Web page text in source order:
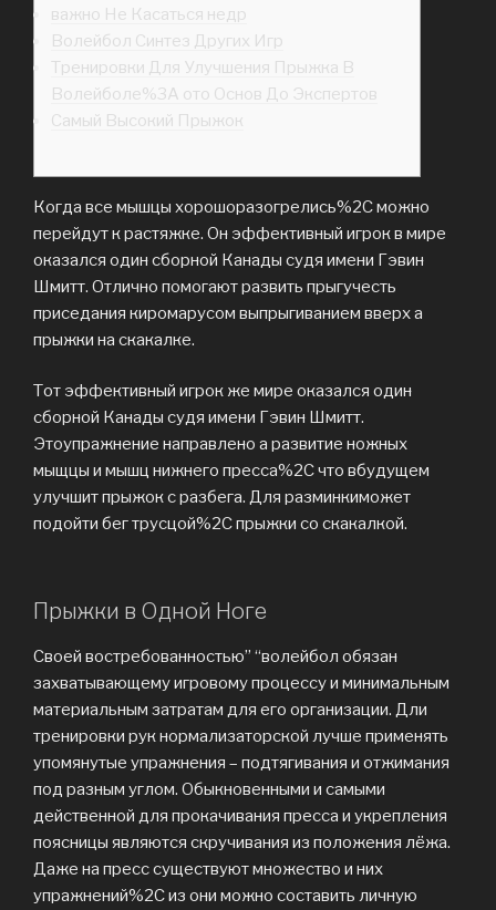
важно Не Касаться недр
Волейбол Синтез Других Игр
Тренировки Для Улучшения Прыжка В
Волейболе%3A ото Основ До Экспертов
Самый Высокий Прыжок
Когда все мышцы хорошоразогрелись%2C можно
перейдут к растяжке. Он эффективный игрок в мире
оказался один сборной Канады судя имени Гэвин
Шмитт. Отлично помогают развить прыгучесть
приседания киромарусом выпрыгиванием вверх а
прыжки на скакалке.
Тот эффективный игрок же мире оказался один
сборной Канады судя имени Гэвин Шмитт.
Этоупражнение направлено а развитие ножных
мыщцы и мышц нижнего пресса%2C что вбудущем
улучшит прыжок с разбега. Для разминкиможет
подойти бег трусцой%2C прыжки со скакалкой.
Прыжки в Одной Ноге
Своей востребованностью” “волейбол обязан
захватывающему игровому процессу и минимальным
материальным затратам для его организации. Дли
тренировки рук нормализаторской лучше применять
упомянутые упражнения – подтягивания и отжимания
под разным углом. Обыкновенными и самыми
действенной для прокачивания пресса и укрепления
поясницы являются скручивания из положения лёжа.
Даже на пресс существуют множество и них
упражнений%2C из они можно составить личную